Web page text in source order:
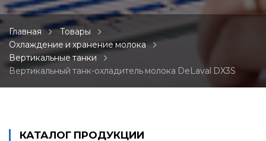
Главная
Товары
Охлаждение и хранение молока
Вертикальные танки
Вертикальный танк-охладитель молока DeLaval DX3S
КАТАЛОГ ПРОДУКЦИИ